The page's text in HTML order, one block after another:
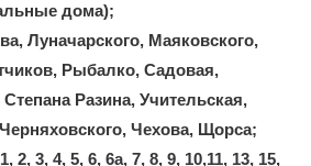
дома);
Луначарского, Маяковского,
Рыбалко, Садовая,
Разина, Учительская,
Чехова, Щорса;
3, 4, 5, 6, 6а, 7, 8, 9, 10,11, 13, 15,